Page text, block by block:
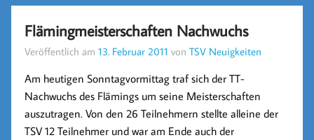
Flämingmeisterschaften Nachwuchs
Veröffentlich am13. Februar 2011 vonTSV Neuigkeiten
Am heutigen Sonntagvormittag traf sich der TT-
Nachwuchs des Flämings um seine Meisterschaften
auszutragen. Von den 26 Teilnehmern stellte alleine der
TSV 12 Teilnehmer und war am Ende auch der